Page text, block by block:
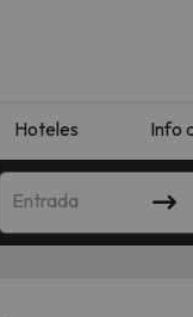
Hoteles Info
Entrada